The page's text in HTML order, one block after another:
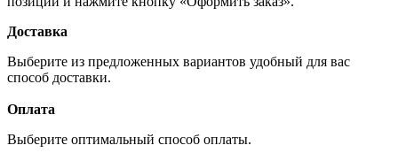
Доставка
Выберите из предложенных вариантов удобный для вас
способ доставки.
Оплата
Выберите оптимальный способ оплаты.